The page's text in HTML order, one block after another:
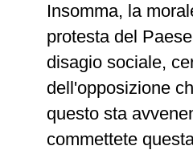
Insomma, la
protesta del
disagio sociale,
dell'opposizione
questo sta
commettete